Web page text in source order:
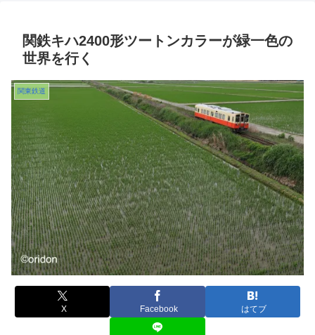
関鉄キハ2400形ツートンカラーが緑一色の
世界を行く
関東鉄道
X Facebook はてブ